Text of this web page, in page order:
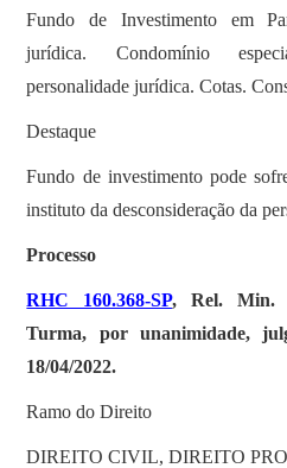
Fundo de Investimento em
jurídica. Condomínio
personalidade jurídica. Cotas.
Destaque
Fundo de investimento pode
instituto da desconsideração da
Processo
RHC 160.368-SP, Rel. Min.
Turma, por unanimidade,
18/04/2022.
Ramo do Direito
DIREITO CIVIL, DIREITO